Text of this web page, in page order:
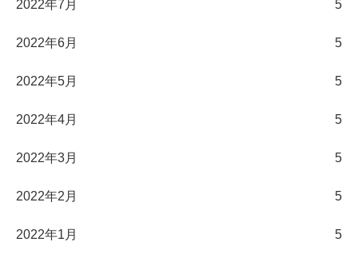
2022年7月 5
2022年6月 5
2022年5月 5
2022年4月 5
2022年3月 5
2022年2月 5
2022年1月 5